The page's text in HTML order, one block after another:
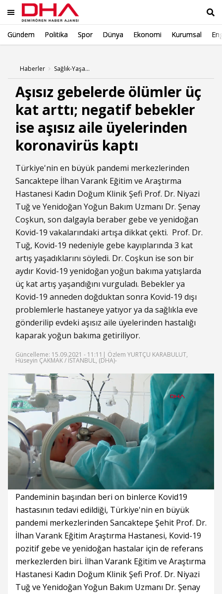
Gündem Politika Spor Dünya Ekonomi Kurumsal
Haberler Sağlık-Yaşam Haberleri
Aşısız gebelerde ölümler üç
kat arttı; negatif bebekler
ise aşısız aile üyelerinden
koronavirüs kaptı
Türkiye'nin en büyük pandemi merkezlerinden
Sancaktepe İlhan Varank Eğitim ve Araştırma
Hastanesi Kadın Doğum Klinik Şefi Prof. Dr. Niyazi
Tuğ ve Yenidoğan Yoğun Bakım Uzmanı Dr. Şenay
Coşkun, son dalgayla beraber gebe ve yenidoğan
Kovid-19 vakalarındaki artışa dikkat çekti. Prof. Dr.
Tuğ, Kovid-19 nedeniyle gebe kayıplarında 3 kat
artış yaşadıklarını söyledi. Dr. Coşkun ise son bir
aydır Kovid-19 yenidoğan yoğun bakıma yatışlarda
üç kat artış yaşandığını vurguladı. Bebekler ya
Kovid-19 anneden doğduktan sonra Kovid-19 dışı
problemlerle hastaneye yatıyor ya da sağlıkla eve
gönderilip evdeki aşısız aile üyelerinden hastalığı
kaparak yoğun bakıma getiriliyor.
Güncelleme: 15.09.2021 - 11:11 | Özlem YURTÇU KARABULUT,
Hüseyin ÇAKMAK / İSTANBUL, (DHA)-
Süre Toplam
Yüklendi
0%
Yükleniyor
0%
Pandeminin başından beri on binlerce Kovid19
hastasının tedavi edildiği, Türkiye'nin en büyük
pandemi merkezlerinden Sancaktepe Şehit Prof. Dr.
İlhan Varank Eğitim Araştırma Hastanesi, Kovid-19
pozitif gebe ve yenidoğan hastalar için de referans
merkezlerden biri. İlhan Varank Eğitim ve Araştırma
Hastanesi Kadın Doğum Klinik Şefi Prof. Dr. Niyazi
Tuğ ve Yenidoğan Yoğun Bakım Uzmanı Dr. Şenay